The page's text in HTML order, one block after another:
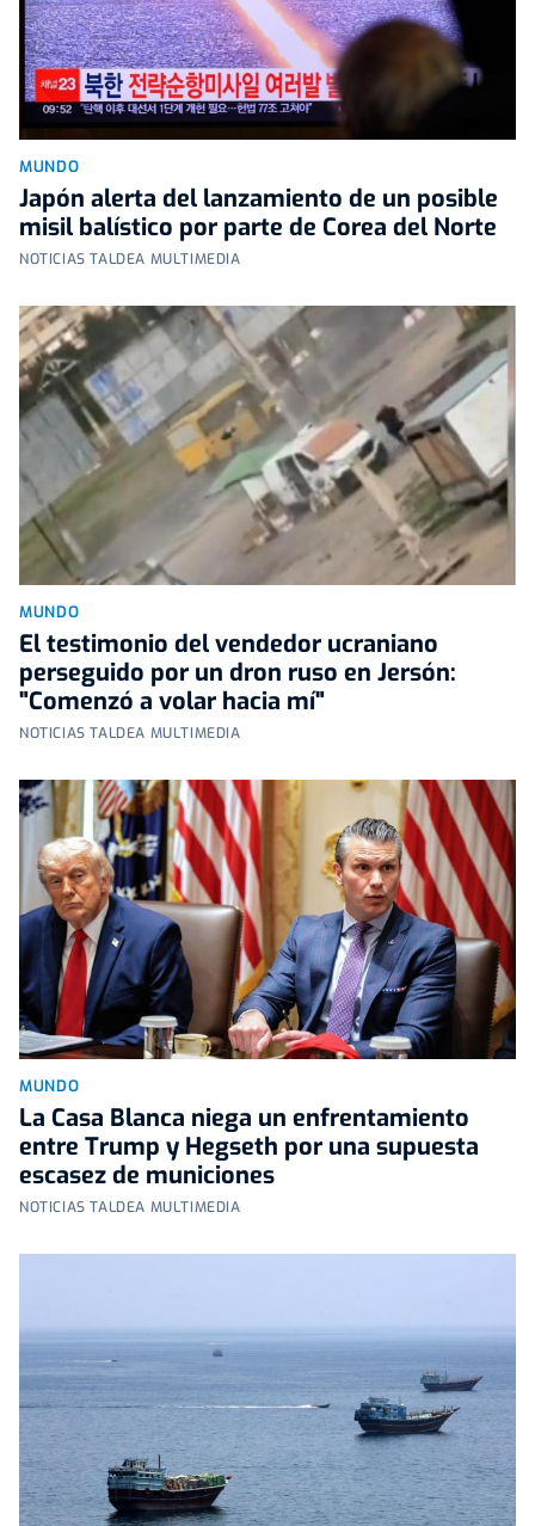
MUNDO
Japón alerta del lanzamiento de un posible
misil balístico por parte de Corea del Norte
NOTICIAS TALDEA MULTIMEDIA
MUNDO
El testimonio del vendedor ucraniano
perseguido por un dron ruso en Jersón:
"Comenzó a volar hacia mí"
NOTICIAS TALDEA MULTIMEDIA
MUNDO
La Casa Blanca niega un enfrentamiento
entre Trump y Hegseth por una supuesta
escasez de municiones
NOTICIAS TALDEA MULTIMEDIA